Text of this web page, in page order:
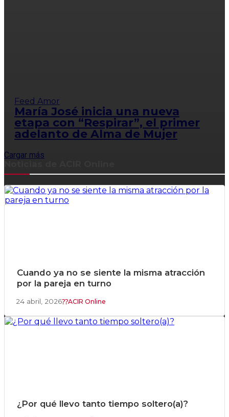
Feed Amor
María José inicia una nueva
etapa con “Respirar”, el primer
adelanto de Alma de Mujer
Cargar más
Cuando ya no se siente la misma atracción
por la pareja en turno
24 abril, 2026 ACIR Online
¿Por qué llevo tanto tiempo soltero(a)?